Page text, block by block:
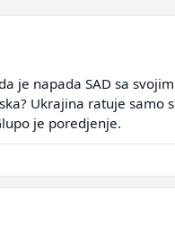
je napada SAD sa
Ukrajina ratuje samo
je poredjenje.